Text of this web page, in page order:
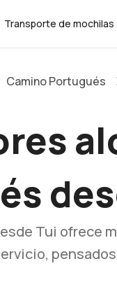
Transporte de mochilas
Camino Portugués
Tui ofrece